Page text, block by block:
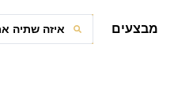
מבצעים